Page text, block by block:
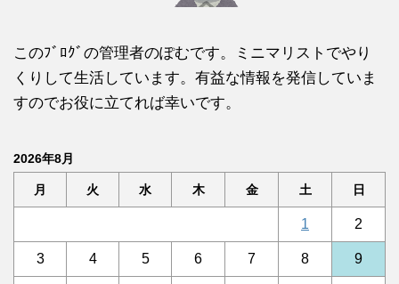
このﾌﾞﾛｸﾞの管理者のぽむです。ミニマリストでやり
くりして生活しています。有益な情報を発信していま
すのでお役に立てれば幸いです。
2026年8月
月 火 水 木 金 土 日
1 2
3 4 5 6 7 8 9